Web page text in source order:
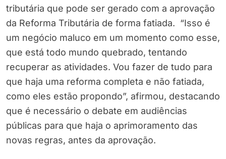
tributária que pode ser gerado com a aprovação
da Reforma Tributária de forma fatiada. “Isso é
um negócio maluco em um momento como esse,
que está todo mundo quebrado, tentando
recuperar as atividades. Vou fazer de tudo para
que haja uma reforma completa e não fatiada,
como eles estão propondo”, afirmou, destacando
que é necessário o debate em audiências
públicas para que haja o aprimoramento das
novas regras, antes da aprovação.